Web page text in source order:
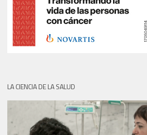
LA CIENCIA DE LA SALUD